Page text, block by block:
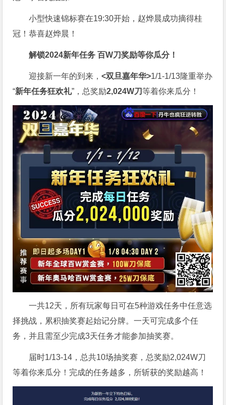
小型快速锦标赛在19:30开始，赵烨晨成功摘得桂
冠！恭喜赵烨晨！
解锁2024新年任务百W刀奖励等你瓜分！
迎接新一年的到来，<双旦嘉年华>1/1-1/13隆重举办
“新年任务狂欢礼”，总奖励2,024W刀等着你来瓜分！
一共12天，所有玩家每日可在5种游戏任务中任意选
择挑战，累积抽奖赛起始记分牌。一天可完成多个任
务，并且需至少完成3天任务才能参加抽奖赛。
届时1/13-14，总共10场抽奖赛，总奖励2,024W刀
等着你来瓜分！完成的任务越多，所斩获的奖励越高！